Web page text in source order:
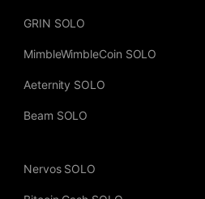
GRIN SOLO
MimbleWimbleCoin SOLO
Aeternity SOLO
Beam SOLO
Nervos SOLO